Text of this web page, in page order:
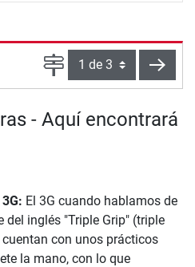
Página
- Aquí encontrará
El 3G cuando hablamos de
del inglés "Triple Grip" (triple
con unos prácticos
la mano, con lo que